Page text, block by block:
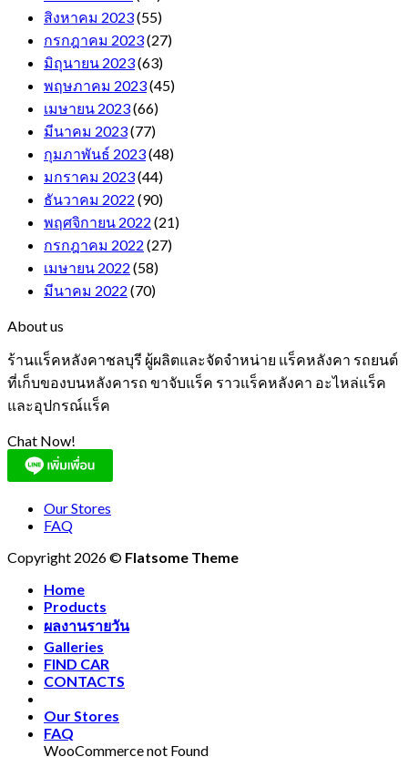
สิงหาคม 2023(55)
กรกฎาคม 2023(27)
มิถุนายน 2023(63)
พฤษภาคม 2023(45)
เมษายน 2023(66)
มีนาคม 2023(77)
กุมภาพันธ์ 2023(48)
มกราคม 2023(44)
ธันวาคม 2022 (90)
พฤศจิกายน 2022 (21)
กรกฎาคม 2022 (27)
เมษายน 2022 (58)
มีนาคม 2022 (70)
About us
ร้านแร็คหลังคาชลบุรี ผู้ผลิตและจัดจำหน่าย แร็คหลังคา รถยนต์
ที่เก็บของบนหลังคารถ ขาจับแร็ค ราวแร็คหลังคา อะไหล่แร็ค
และอุปกรณ์แร็ค
Chat Now!
Our Stores
FAQ
Copyright 2026 © Flatsome Theme
Home
Products
ผลงานรายวัน
Galleries
FIND CAR
CONTACTS
Our Stores
FAQ
WooCommerce not Found